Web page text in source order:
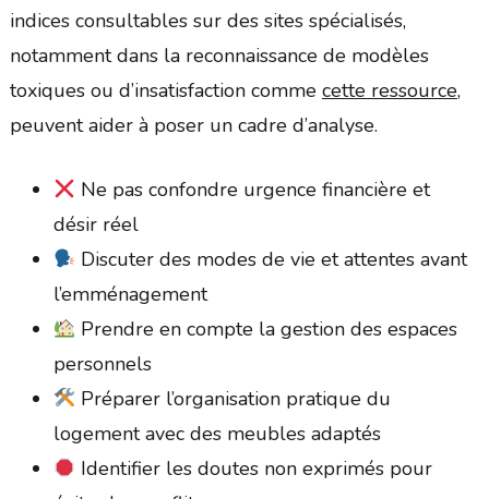
indices consultables sur des sites spécialisés,
notamment dans la reconnaissance de modèles
toxiques ou d’insatisfaction comme cette ressource,
peuvent aider à poser un cadre d’analyse.
Ne pas confondre urgence financière et
désir réel
Discuter des modes de vie et attentes avant
l’emménagement
Prendre en compte la gestion des espaces
personnels
Préparer l’organisation pratique du
logement avec des meubles adaptés
Identifier les doutes non exprimés pour